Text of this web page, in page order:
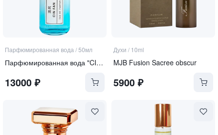
Парфюмированная вода /50мл
Парфюмированная вода "CIN FAN"
13000 ₽
Духи / 10ml
MJB Fusion Sacree obscur
5900₽